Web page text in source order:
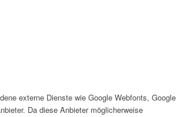
externe Dienste wie Google Webfonts, Google
Da diese Anbieter möglicherweise